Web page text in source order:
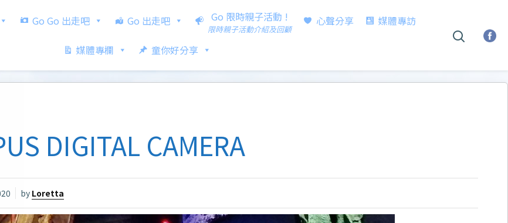
Go Go 出走吧 Go 出走吧 Go 限時親子活動 !
限時親子活動介紹及回顧
心聲分享 媒體專訪
媒體專欄 童你好分享
DIGITAL CAMERA
by Loretta